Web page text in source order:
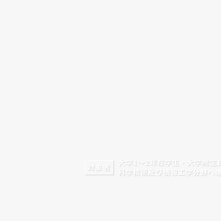
対象者 大学1〜2年在学生・ 大学院生
科学技術及び情報工学分野へ